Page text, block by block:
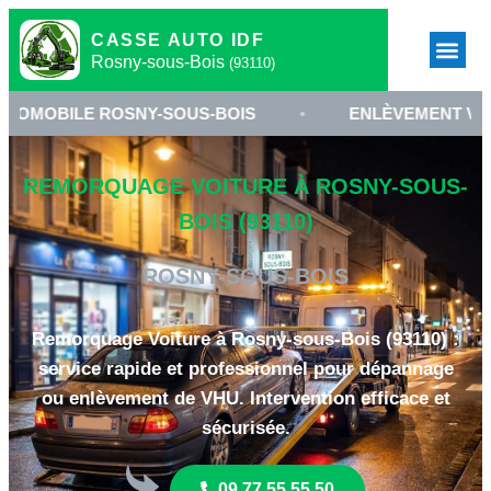
CASSE AUTO IDF
Rosny-sous-Bois (93110)
SOUS-BOIS • ENLÈVEMENT VÉHICULE
REMORQUAGE VOITURE À ROSNY-SOUS-
BOIS (93110)
ROSNY-SOUS-BOIS
Remorquage Voiture à Rosny-sous-Bois (93110) :
service rapide et professionnel pour dépannage
ou enlèvement de VHU. Intervention efficace et
sécurisée.